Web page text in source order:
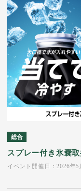
総合
スプレー付き氷嚢
イベント開催日：2026年